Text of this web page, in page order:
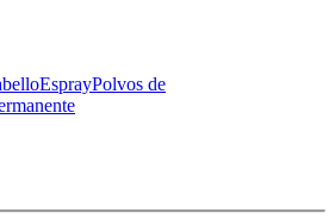
EsprayPolvos de